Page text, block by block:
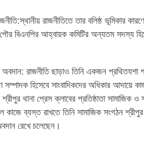
রাজনীতিতে তার বলিষ্ঠ ভূমিকার
বিএনপির আহ্বায়ক কমিটির অন্যতম সদস্য
রাজনীতি ছাড়াও তিনি একজন প্রথিতযশা
সম্পাদক হিসেবে সাংবাদিকদের অধিকার আদায়ে
থানা প্রেস ক্লাবের প্রতিষ্ঠাতা সামাজিক
ব্যস্ত রাখতে তিনি সামাজিক সংগঠন শ্রীপুর
রেখে চলেছেন।